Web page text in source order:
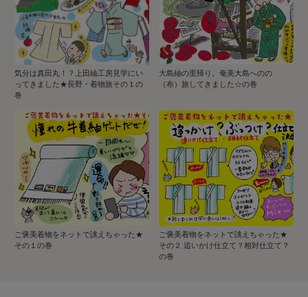
気分は真田丸！？上田紬工房見学にい
ってきました★長野・着物旅その１の
巻
大島紬の里帰り。奄美大島へのの
（布）旅してきました☆の巻
ご褒美着物をネットで誂えちゃった★
その１の巻
ご褒美着物をネットで誂えちゃった★
その２ 追いかけ仕立て？相対仕立て？
の巻